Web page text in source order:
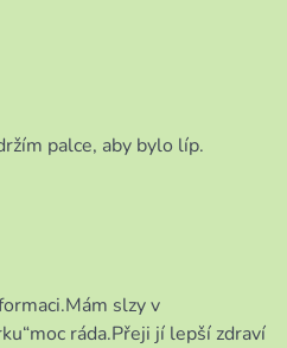
palce, aby bylo líp.
slzy v
ráda.Přeji jí lepší zdraví